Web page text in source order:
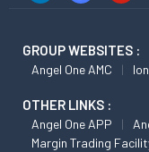
GROUP WEBSITES :
Angel One AMC
OTHER LINKS :
Angel One APP
Margin Trading